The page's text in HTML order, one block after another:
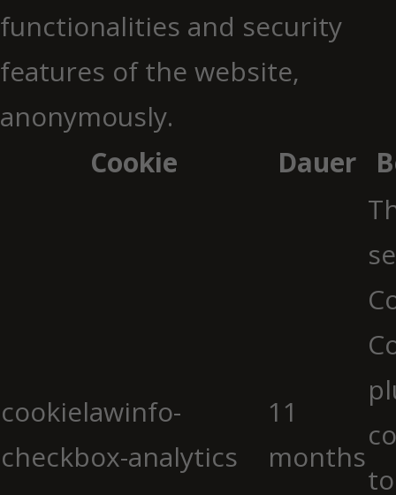
functionalities and security
features of the website,
anonymously.
Cookie
Dauer
cookielawinfo-
checkbox-analytics
11
months